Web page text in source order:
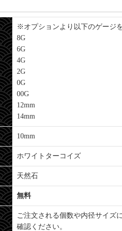
※オプションより以下のゲージ
8G
6G
4G
2G
0G
00G
12mm
14mm
10mm
ホワイトターコイズ
天然石
無料
ご注文される個数や内径サイズ
確認ください。